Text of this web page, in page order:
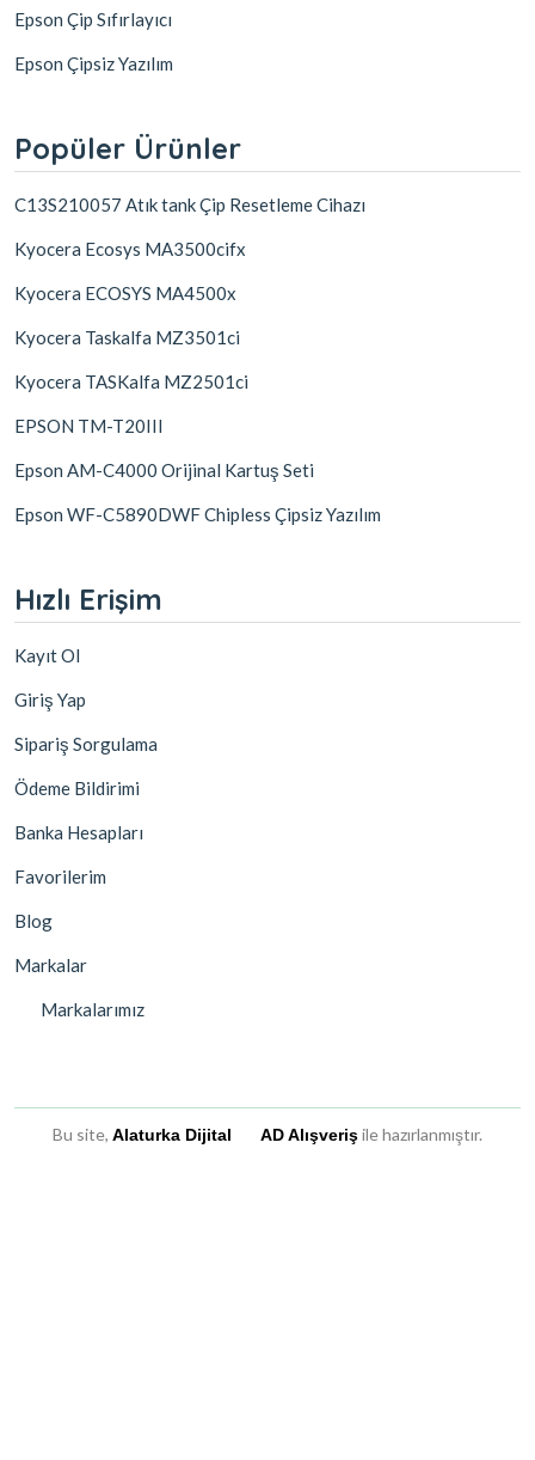
Epson Çip Sıfırlayıcı
Epson Çipsiz Yazılım
Popüler Ürünler
C13S210057 Atık tank Çip Resetleme Cihazı
Kyocera Ecosys MA3500cifx
Kyocera ECOSYS MA4500x
Kyocera Taskalfa MZ3501ci
Kyocera TASKalfa MZ2501ci
EPSON TM-T20III
Epson AM-C4000 Orijinal Kartuş Seti
Epson WF-C5890DWF Chipless Çipsiz Yazılım
Hızlı Erişim
Kayıt Ol
Giriş Yap
Sipariş Sorgulama
Ödeme Bildirimi
Banka Hesapları
Favorilerim
Blog
Markalar
Markalarımız
Bu site,Alaturka Dijital AD Alışverişile hazırlanmıştır.